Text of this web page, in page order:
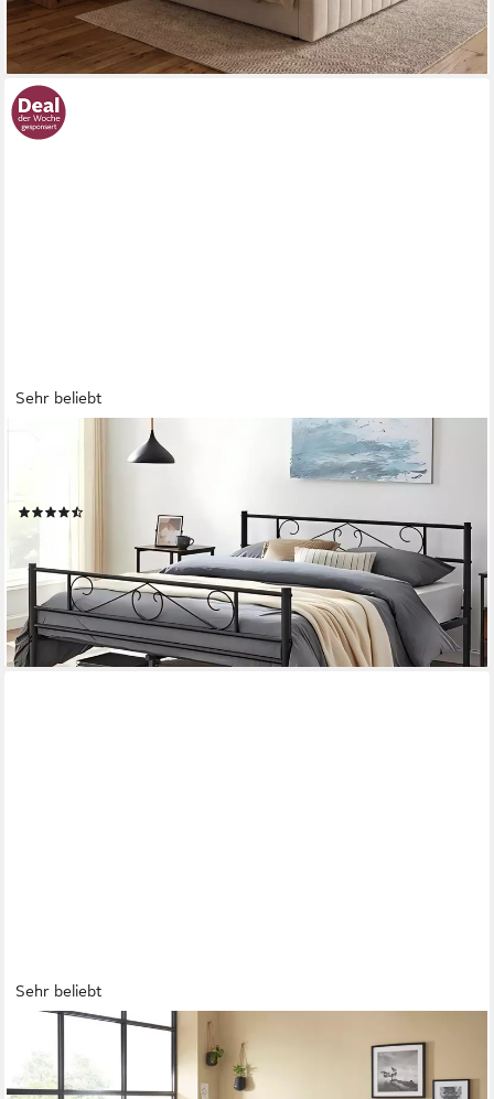
lieferbar in 3 Wochen
+3
Sehr beliebt
Bettgestell aus Metall, Bettrahmen, hochtragfähig, in 5 Größen
ab 85,99 € 139,99 €
nur bis Dienstag
-39%
lieferbar - in 5-6 Werktagen bei dir
Sehr beliebt
Boxspringbett Simba erhältlich in verschiedenen Breiten, Farben
und Härtegraden, im Bezugsstoff: Karo, über 1500 positive